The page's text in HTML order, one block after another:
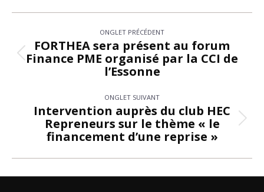
de
commentaire
ONGLET PRÉCÉDENT
Onglet
précédent
FORTHEA sera présent au forum
Finance PME organisé par la CCI de
l’Essonne
ONGLET SUIVANT
Onglet
suivant
Intervention auprès du club HEC
Repreneurs sur le thème « le
financement d’une reprise »